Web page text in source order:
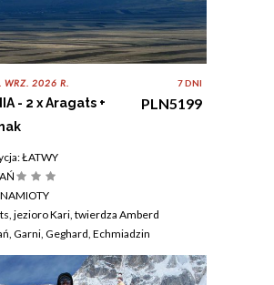
WRZ. 2026 R.
- 2 x Aragats +
7 DNI
PLN5199
ŁATWY
jezioro Kari, twierdza Amberd
Garni, Geghard, Echmiadzin